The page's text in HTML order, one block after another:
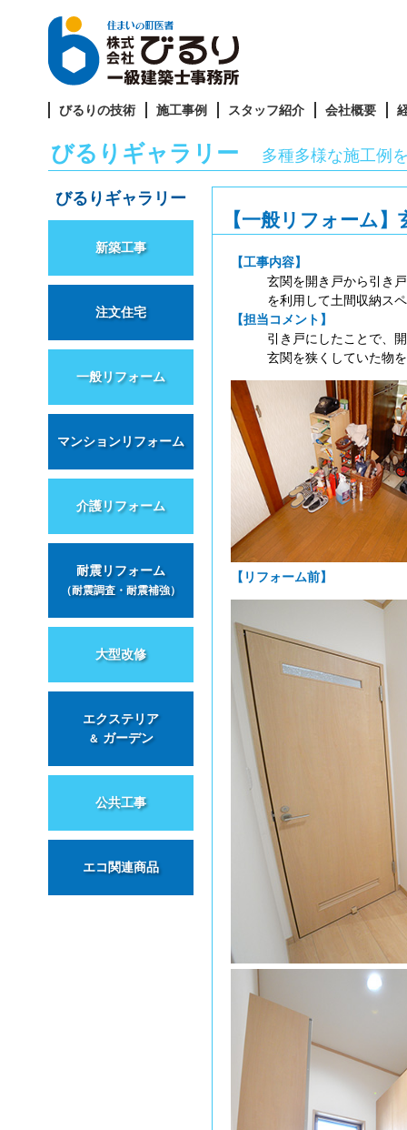
びるりの技術 施工事例 スタッフ紹介 会社概要
びるりギャラリー 多種多様な施工例
【一般リフォーム
【工事内容】
玄関を開き戸から引き
を利用して土間収納ス
【担当コメント】
引き戸にしたことで、
玄関を狭くしていた物
【リフォーム前】
びるりギャラリー
新築工事
注文住宅
一般リフォーム
マンションリフォーム
介護リフォーム
耐震リフォーム
（耐震調査・耐震補強）
大型改修
エクステリア
＆ ガーデン
公共工事
エコ関連商品